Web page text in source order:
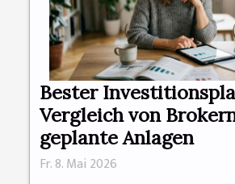
Bester
Vergleich von
geplante Anlagen
Fr. 8. Mai 2026